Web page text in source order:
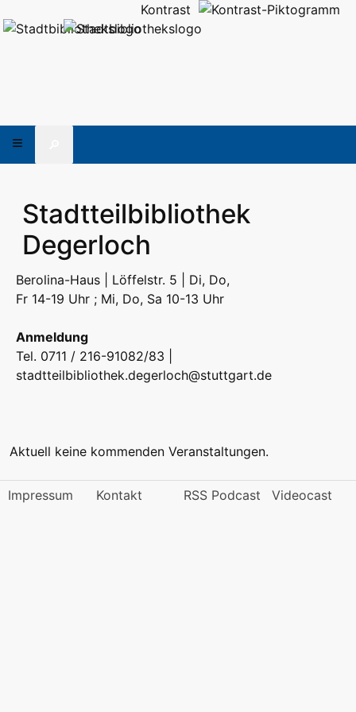
Kontrast
Stadtteilbibliothek
Degerloch
Berolina-Haus | Löffelstr. 5 | Di, Do,
Fr 14-19 Uhr ; Mi, Do, Sa 10-13 Uhr
Anmeldung
Tel. 0711 / 216-91082/83 |
stadtteilbibliothek.degerloch@stuttgart.de
Aktuell keine kommenden Veranstaltungen.
Impressum Kontakt RSS Podcast Videocast